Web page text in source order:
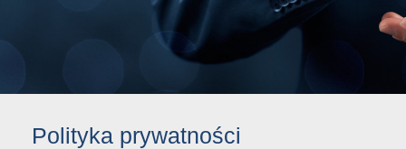
Polityka prywatności